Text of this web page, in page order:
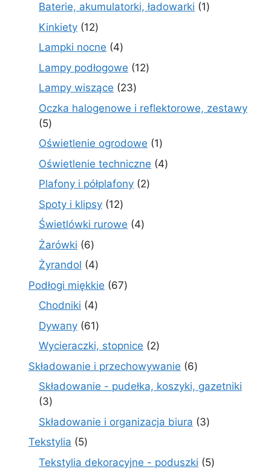
Baterie, akumulatorki, ładowarki 11
Kinkiety 1212
produktów
Lampki nocne 44
produkty
Lampy podłogowe 1212
Lampy wiszące 2323
produkty
Oczka halogenowe i reflektorowe, zestawy
55
produktów
Oświetlenie ogrodowe 11
produkt
Oświetlenie techniczne 44
Plafony i półplafony 22
Spoty i klipsy 1212
produktów
Świetlówki rurowe 44
Żarówki 66
produktów
Żyrandol 44
produkty
Podłogi miękkie 6767
Chodniki 44
produkty
Dywany 6161
produktów
Wycieraczki, stopnice 22
produkty
Składowanie i przechowywanie 66
produktów
Składowanie - pudełka, koszyki, gazetniki
33
produkty
Składowanie i organizacja biura 33
Tekstylia 55
produktów
Tekstylia dekoracyjne - poduszki 55